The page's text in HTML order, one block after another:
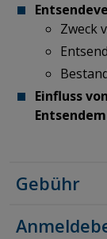
Zweck
Einfluss
Gebühr